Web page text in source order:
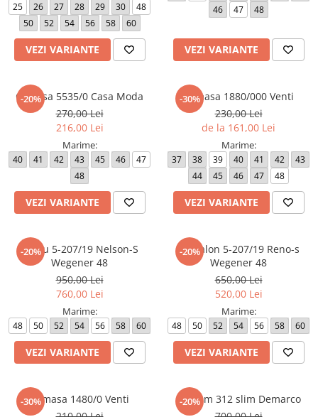
25 26 27 28 29 30
48
50
52 54 56 58 60
VEZI VARIANTE
46
47 48
VEZI VARIANTE
-20%
Camasa 5535/0 Casa Moda
270,00 Lei
216,00 Lei
Marime:
40 41 42 43 45 46
47
48
VEZI VARIANTE
-30%
Camasa 1880/000 Venti
230,00 Lei
de la 161,00 Lei
Marime:
37 38 39 40 41 42
43
44
45 46 47 48
VEZI VARIANTE
-20%
Sacou 5-207/19 Nelson-S
Wegener 48
950,00 Lei
760,00 Lei
Marime:
48 50 52 54 56 58 60
VEZI VARIANTE
-20%
Pantalon 5-207/19 Reno-s
Wegener 48
650,00 Lei
520,00 Lei
Marime:
48 50 52 54 56 58 60
VEZI VARIANTE
-30%Camasa 1480/0 Venti
-20%
Costum 312 slim Demarco